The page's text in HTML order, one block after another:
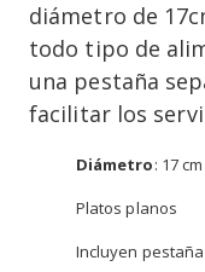
diámetro de
todo tipo de
una pestaña
facilitar los
Diámetro: 17 cm
Platos planos
Incluyen